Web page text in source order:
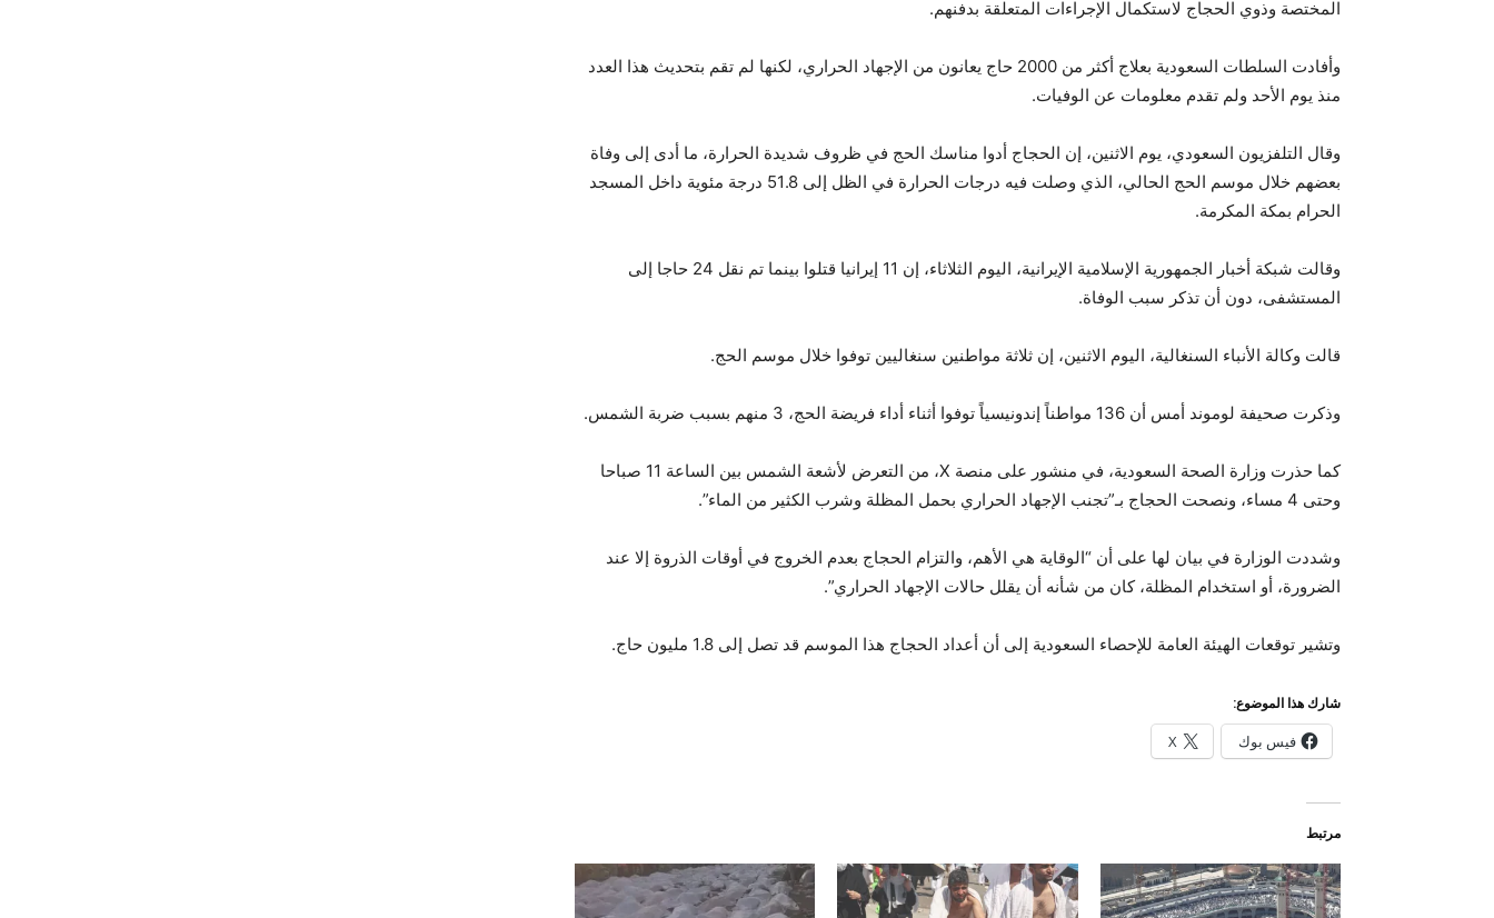
المختصة وذوي الحجاج لاستكمال الإجراءات المتعلقة بدفنهم.
وأفادت السلطات السعودية بعلاج أكثر من 2000 حاج يعانون من الإجهاد الحراري، لكنها لم تقم بتحديث هذا العدد
منذ يوم الأحد ولم تقدم معلومات عن الوفيات.
وقال التلفزيون السعودي، يوم الاثنين، إن الحجاج أدوا مناسك الحج في ظروف شديدة الحرارة، ما أدى إلى وفاة
بعضهم خلال موسم الحج الحالي، الذي وصلت فيه درجات الحرارة في الظل إلى 51.8 درجة مئوية داخل المسجد
الحرام بمكة المكرمة.
وقالت شبكة أخبار الجمهورية الإسلامية الإيرانية، اليوم الثلاثاء، إن 11 إيرانيا قتلوا بينما تم نقل 24 حاجا إلى
المستشفى، دون أن تذكر سبب الوفاة.
قالت وكالة الأنباء السنغالية، اليوم الاثنين، إن ثلاثة مواطنين سنغاليين توفوا خلال موسم الحج.
وذكرت صحيفة لوموند أمس أن 136 مواطناً إندونيسياً توفوا أثناء أداء فريضة الحج، 3 منهم بسبب ضربة الشمس.
كما حذرت وزارة الصحة السعودية، في منشور على منصة X، من التعرض لأشعة الشمس بين الساعة 11 صباحا
وحتى 4 مساء، ونصحت الحجاج بـ”تجنب الإجهاد الحراري بحمل المظلة وشرب الكثير من الماء”.
وشددت الوزارة في بيان لها على أن “الوقاية هي الأهم، والتزام الحجاج بعدم الخروج في أوقات الذروة إلا عند
الضرورة، أو استخدام المظلة، كان من شأنه أن يقلل حالات الإجهاد الحراري”.
وتشير توقعات الهيئة العامة للإحصاء السعودية إلى أن أعداد الحجاج هذا الموسم قد تصل إلى 1.8 مليون حاج.
شارك هذا الموضوع:
فيس بوك X
مرتبط